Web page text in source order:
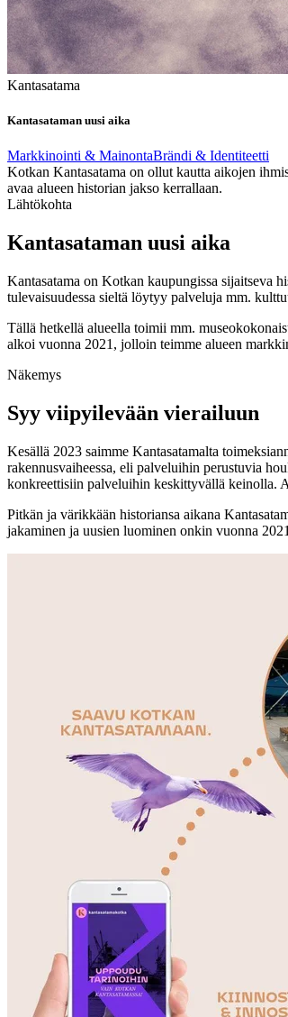
Kantasatama
Kantasataman uusi aika
Markkinointi & MainontaBrändi & Identiteetti
Kotkan Kantasatama on ollut kautta aikojen
avaa alueen historian jakso kerrallaan.
Lähtökohta
Kantasataman uusi aika
Kantasatama on Kotkan kaupungissa sijaitseva
tulevaisuudessa sieltä löytyy palveluja mm.
Tällä hetkellä alueella toimii mm.
alkoi vuonna 2021, jolloin teimme alueen
Näkemys
Syy viipyilevään vierailuun
Kesällä 2023 saimme Kantasatamalta
rakennusvaiheessa, eli palveluihin perustuvia
konkreettisiin palveluihin keskittyvällä keinolla.
Pitkän ja värikkään historiansa aikana
jakaminen ja uusien luominen onkin vuonna